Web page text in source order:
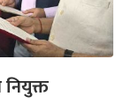
नियुक्त